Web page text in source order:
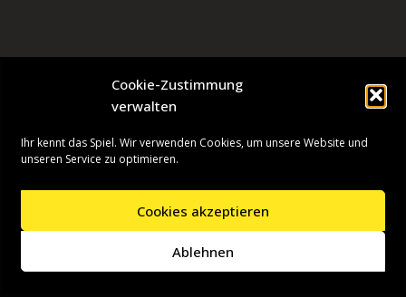
Cookie-Zustimmung
verwalten
Ihr kennt das Spiel. Wir verwenden Cookies, um unsere Website und
unseren Service zu optimieren.
Cookies akzeptieren
Ablehnen
| Präsentiert vonWordPress
Presseinformationen